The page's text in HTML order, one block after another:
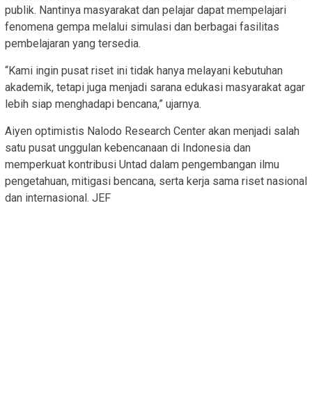
publik. Nantinya masyarakat dan pelajar dapat mempelajari
fenomena gempa melalui simulasi dan berbagai fasilitas
pembelajaran yang tersedia.
“Kami ingin pusat riset ini tidak hanya melayani kebutuhan
akademik, tetapi juga menjadi sarana edukasi masyarakat agar
lebih siap menghadapi bencana,” ujarnya.
Aiyen optimistis Nalodo Research Center akan menjadi salah
satu pusat unggulan kebencanaan di Indonesia dan
memperkuat kontribusi Untad dalam pengembangan ilmu
pengetahuan, mitigasi bencana, serta kerja sama riset nasional
dan internasional. JEF